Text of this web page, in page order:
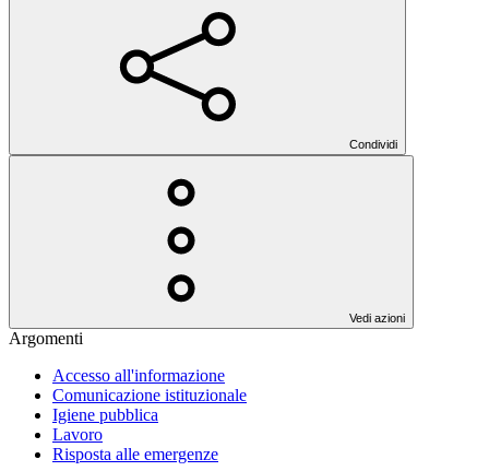
Condividi
Vedi azioni
Argomenti
Accesso all'informazione
Comunicazione istituzionale
Igiene pubblica
Lavoro
Risposta alle emergenze